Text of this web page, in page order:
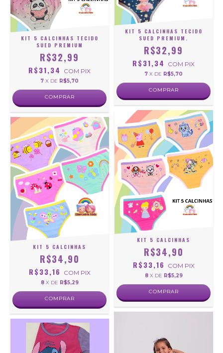
KIT 5 CALCINHAS TECIDO
SUED PREMIUM
R$32,99
R$31,34 COM PIX
7 X DE R$5,70
COMPRAR
KIT 5 CALCINHAS TECIDO
SUED PREMIUM.
R$32,99
R$31,34 COM PIX
7 X DE R$5,70
COMPRAR
KIT 5 CALCINHAS
R$34,90
R$33,16 COM PIX
8 X DE R$5,29
COMPRAR
KIT 5 CALCINHAS
R$34,90
R$33,16 COM PIX
8 X DE R$5,29
COMPRAR